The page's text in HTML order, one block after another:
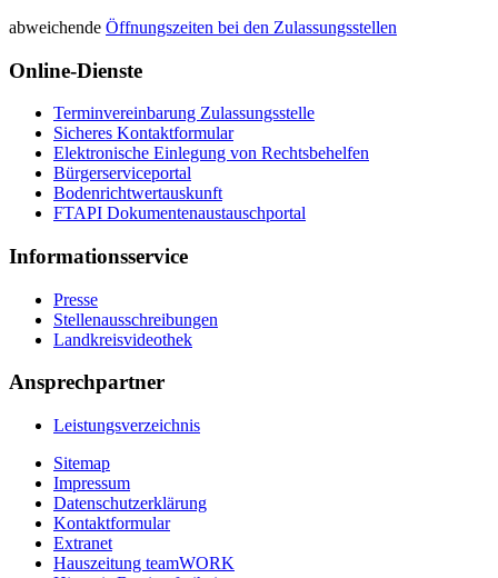
abweichende Öffnungszeiten bei den Zulassungsstellen
Online-Dienste
Terminvereinbarung Zulassungsstelle
Sicheres Kontaktformular
Elektronische Einlegung von Rechtsbehelfen
Bürgerserviceportal
Bodenrichtwertauskunft
FTAPI Dokumentenaustauschportal
Informationsservice
Presse
Stellenausschreibungen
Landkreisvideothek
Ansprechpartner
Leistungsverzeichnis
Sitemap
Impressum
Datenschutzerklärung
Kontaktformular
Extranet
Hauszeitung teamWORK